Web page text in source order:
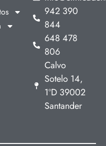
942 390
844
648 478
806
Calvo
Sotelo 14,
1ºD 39002
Santander